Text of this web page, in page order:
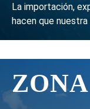
La importación,
hacen que